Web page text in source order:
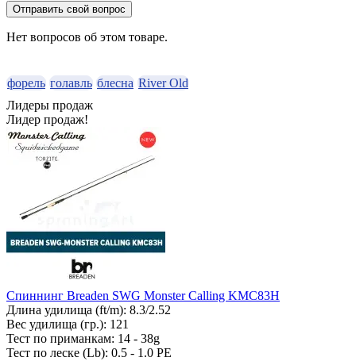
Отправить свой вопрос
Нет вопросов об этом товаре.
форель голавль блесна River Old
Лидеры продаж
Лидер продаж!
Спиннинг Breaden SWG Monster Calling KMC83H
Длина удилища (ft/m): 8.3/2.52
Вес удилища (гр.): 121
Тест по приманкам: 14 - 38g
Тест по леске (Lb): 0.5 - 1.0 PE